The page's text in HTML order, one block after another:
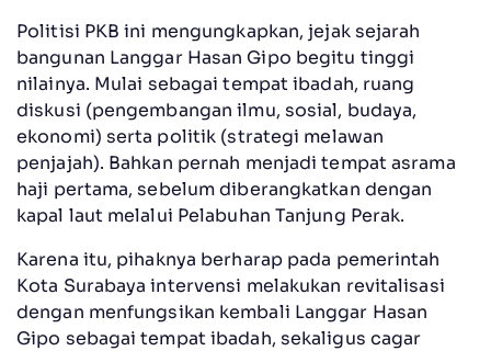
Politisi PKB ini mengungkapkan, jejak sejarah
bangunan Langgar Hasan Gipo begitu tinggi
nilainya. Mulai sebagai tempat ibadah, ruang
diskusi (pengembangan ilmu, sosial, budaya,
ekonomi) serta politik (strategi melawan
penjajah). Bahkan pernah menjadi tempat asrama
haji pertama, sebelum diberangkatkan dengan
kapal laut melalui Pelabuhan Tanjung Perak.
Karena itu, pihaknya berharap pada pemerintah
Kota Surabaya intervensi melakukan revitalisasi
dengan menfungsikan kembali Langgar Hasan
Gipo sebagai tempat ibadah, sekaligus cagar